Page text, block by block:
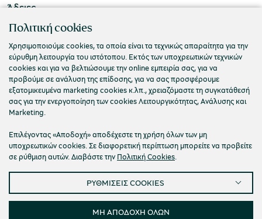
Άδειες
ΠΟΛΙΤΙΣΤΙΚΟ ΙΔΡΥΜΑ ΟΜΙΛΟΥ ΠΕΙΡΑΙΩΣ
Τ. 210 3256922
Ε. info@piop.gr
ΣΥΝΔΕΘΕΙΤΕ ΜΑΖΙ ΜΑΣ
Πολιτική απορρήτου Όροι χρήσης
Cookies
Ρυθμίσεις Cookies
Προσβασιμότητα
Πολιτική cookies
Χρησιμοποιούμε cookies, τα οποία είναι τα τεχνικώς απαραίτητα για την
εύρυθμη λειτουργία του ιστότοπου. Εκτός των υποχρεωτικών τεχνικών
cookies και για να βελτιώσουμε την online εμπειρία σας, για να
προβούμε σε ανάλυση της επίδοσης, για να σας προσφέρουμε
εξατομικευμένα marketing cookies κ.λπ., χρειαζόμαστε τη συγκατάθεσή
σας για την ενεργοποίηση των cookies Λειτουργικότητας, Ανάλυσης και
Marketing.
Επιλέγοντας «Αποδοχή» αποδέχεστε τη χρήση όλων των μη
υποχρεωτικών cookies. Σε διαφορετική περίπτωση μπορείτε να προβείτε
σε ρύθμιση αυτών. Διαβάστε την Πολιτική Cookies.
ΡΥΘΜΙΣΕΙΣ COOKIES
ΜΗ ΑΠΟΔΟΧΗ ΟΛΩΝ